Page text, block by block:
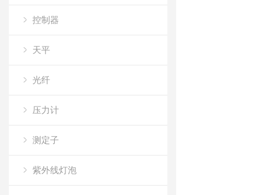
控制器
天平
光纤
压力计
测定子
紫外线灯泡